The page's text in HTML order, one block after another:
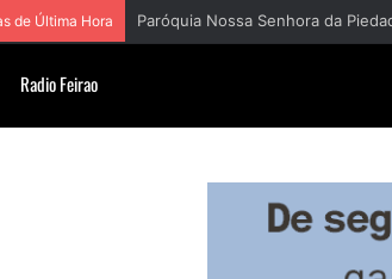
de Última Hora